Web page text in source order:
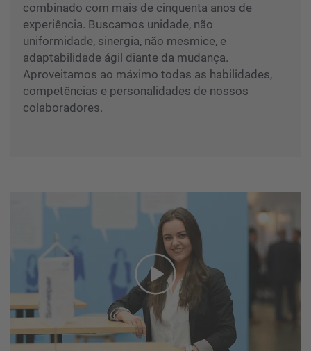
combinado com mais de cinquenta anos de
experiência. Buscamos unidade, não
uniformidade, sinergia, não mesmice, e
adaptabilidade ágil diante da mudança.
Aproveitamos ao máximo todas as habilidades,
competências e personalidades de nossos
colaboradores.